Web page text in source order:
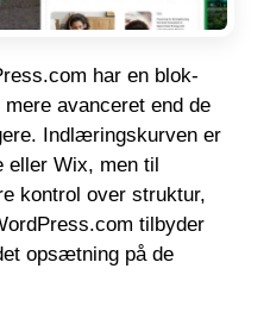
har en blok-
avanceret end de
Indlæringskurven er
eller Wix, men til
kontrol over struktur,
tilbyder
opsætning på de